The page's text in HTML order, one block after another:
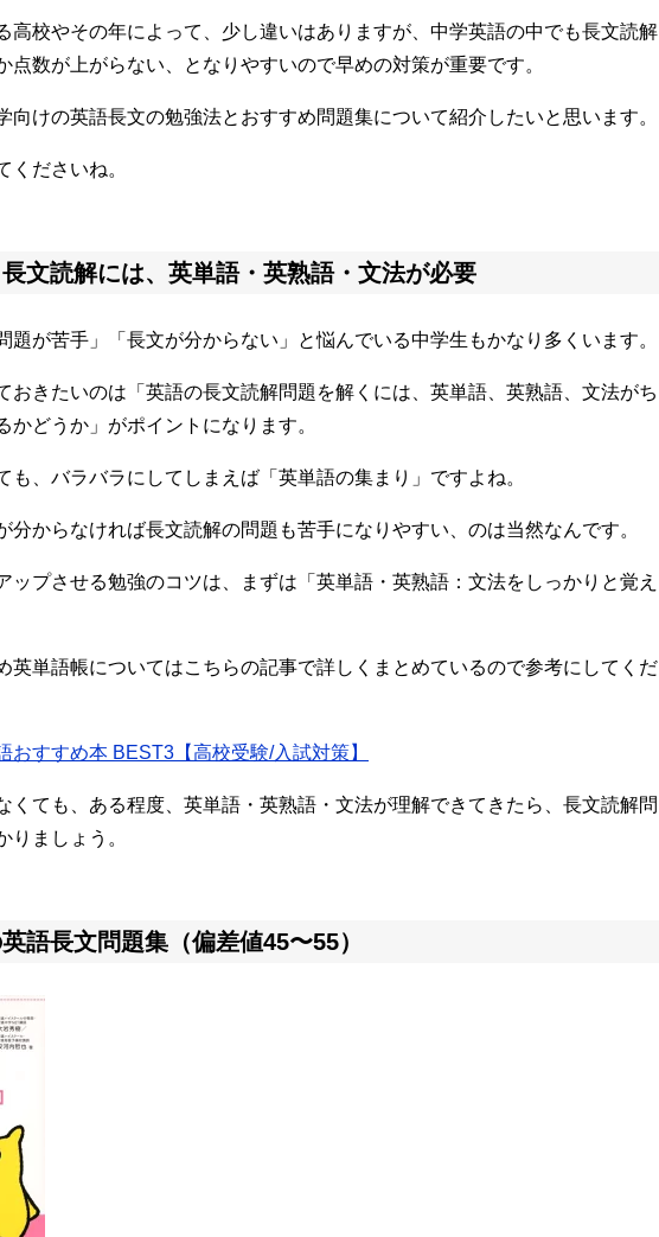
高校やその年によって、少し違いはありますが、中学英語の中でも長文読解
点数が上がらない、となりやすいので早めの対策が重要です。
向けの英語長文の勉強法とおすすめ問題集について紹介したいと思います。
くださいね。
長文読解には、英単語・英熟語・文法が必要
題が苦手」「長文が分からない」と悩んでいる中学生もかなり多くいます。
おきたいのは「英語の長文読解問題を解くには、英単語、英熟語、文法がち
かどうか」がポイントになります。
も、バラバラにしてしまえば「英単語の集まり」ですよね。
分からなければ長文読解の問題も苦手になりやすい、のは当然なんです。
ップさせる勉強のコツは、まずは「英単語・英熟語：文法をしっかりと覚え
英単語帳についてはこちらの記事で詳しくまとめているので参考にしてくだ
すすめ本 BEST3【高校受験/入試対策】
くても、ある程度、英単語・英熟語・文法が理解できてきたら、長文読解問
りましょう。
語長文問題集（偏差値45〜55）